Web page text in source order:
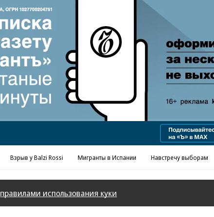
Реклама в «Ъ» www.kommersant.ru/ad
Взрыв у Balzi Rossi Мигранты в Испании Навстречу выборам
правилами использования куки